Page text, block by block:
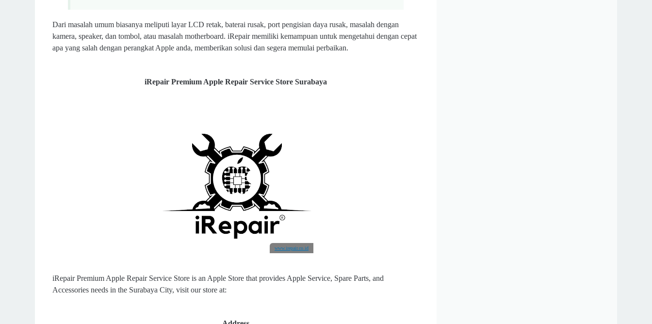
Dari masalah umum biasanya meliputi layar LCD retak, baterai rusak, port pengisian daya rusak, masalah dengan
kamera, speaker, dan tombol, atau masalah motherboard. iRepair memiliki kemampuan untuk mengetahui dengan cepat
apa yang salah dengan perangkat Apple anda, memberikan solusi dan segera memulai perbaikan.
iRepair Premium Apple Repair Service Store Surabaya
www.irepair.co.id
iRepair Premium Apple Repair Service Store is an Apple Store that provides Apple Service, Spare Parts, and
Accessories needs in the Surabaya City, visit our store at: